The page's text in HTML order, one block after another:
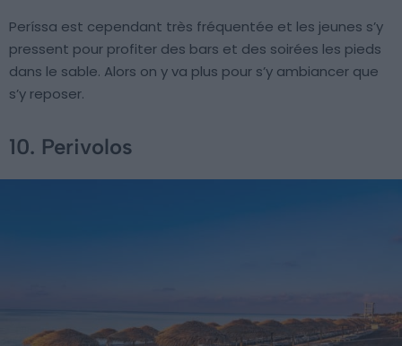
Períssa est cependant très fréquentée et les jeunes s’y
pressent pour profiter des bars et des soirées les pieds
dans le sable. Alors on y va plus pour s’y ambiancer que
s’y reposer.
10. Perivolos